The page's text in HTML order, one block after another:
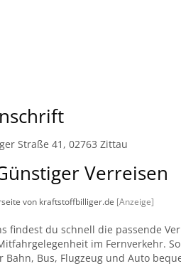
Straße 41, 02763 Zittau
Verreisen
von kraftstoffbilliger.de [Anzeige]
findest du schnell die passende
im Fernverkehr.
Bahn, Bus, Flugzeug und Auto